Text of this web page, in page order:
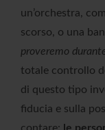
un’orchestra,
scorso, o una
proveremo
totale controllo
di questo tipo
fiducia e sulla
contare:
le